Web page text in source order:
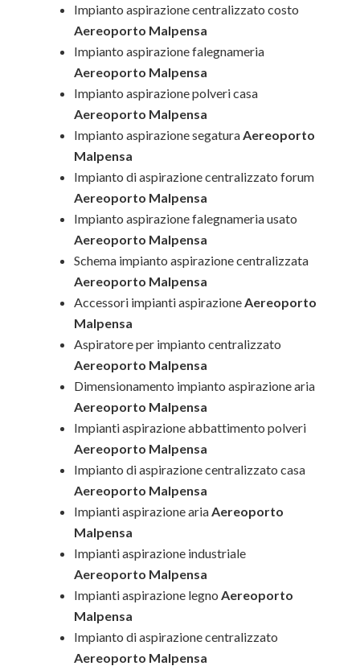
Impianto aspirazione centralizzato costo
Aereoporto Malpensa
Impianto aspirazione falegnameria
Aereoporto Malpensa
Impianto aspirazione polveri casa
Aereoporto Malpensa
Impianto aspirazione segaturaAereoporto
Malpensa
Impianto di aspirazione centralizzato forum
Aereoporto Malpensa
Impianto aspirazione falegnameria usato
Aereoporto Malpensa
Schema impianto aspirazione centralizzata
Aereoporto Malpensa
Accessori impianti aspirazioneAereoporto
Malpensa
Aspiratore per impianto centralizzato
Aereoporto Malpensa
Dimensionamento impianto aspirazione aria
Aereoporto Malpensa
Impianti aspirazione abbattimento polveri
Aereoporto Malpensa
Impianto di aspirazione centralizzato casa
Aereoporto Malpensa
Impianti aspirazione ariaAereoporto
Malpensa
Impianti aspirazione industriale
Aereoporto Malpensa
Impianti aspirazione legno Aereoporto
Malpensa
Impianto di aspirazione centralizzato
Aereoporto Malpensa